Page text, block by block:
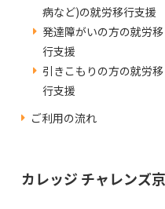
病など)の就労移行支援
発達障がいの方の就労移
行支援
引きこもりの方の就労移
行支援
ご利用の流れ
カレッジ チャレンズ